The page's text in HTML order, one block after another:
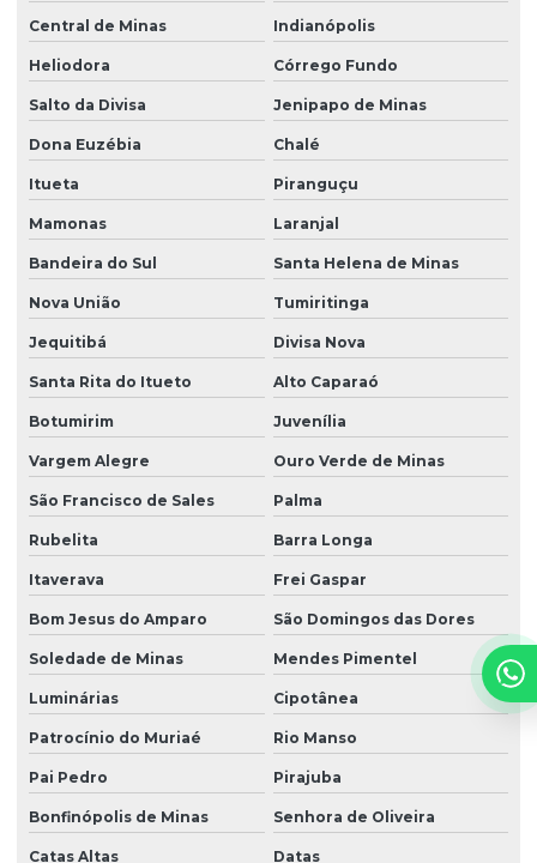
Central de Minas Indianópolis
Heliodora Córrego Fundo
Salto da Divisa Jenipapo de Minas
Dona Euzébia Chalé
Itueta Piranguçu
Mamonas Laranjal
Bandeira do Sul Santa Helena de Minas
Nova União Tumiritinga
Jequitibá Divisa Nova
Santa Rita do Itueto Alto Caparaó
Botumirim Juvenília
Vargem Alegre Ouro Verde de Minas
São Francisco de Sales Palma
Rubelita Barra Longa
Itaverava Frei Gaspar
Bom Jesus do Amparo São Domingos das Dores
Soledade de Minas Mendes Pimentel
Luminárias Cipotânea
Patrocínio do Muriaé Rio Manso
Pai Pedro Pirajuba
Bonfinópolis de Minas Senhora de Oliveira
Catas Altas Datas